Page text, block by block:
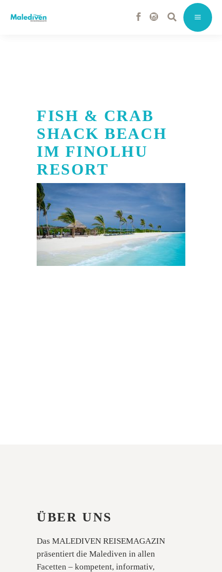
FISH & CRAB
SHACK BEACH
IM FINOLHU
RESORT
ÜBER UNS
Das MALEDIVEN REISEMAGAZIN
präsentiert die Malediven in allen
Facetten – kompetent, informativ,